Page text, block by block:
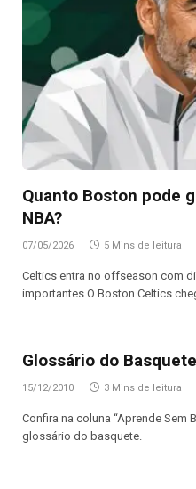
Quanto Boston pode
NBA?
07/05/2026 5 Mins de leitura
Celtics entra no offseason com
importantes O Boston Celtics
Glossário do
15/12/2010 3 Mins de leitura
Confira na coluna “Aprende Sem
glossário do basquete.